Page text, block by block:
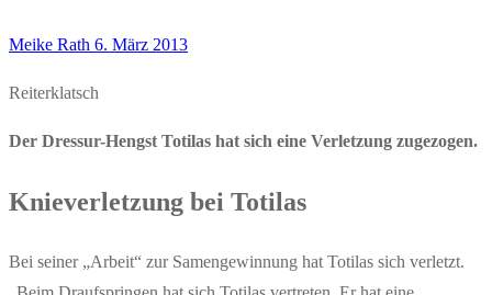
Meike Rath 6. März 2013
Reiterklatsch
Der Dressur-Hengst Totilas hat sich eine Verletzung zugezogen.
Knieverletzung bei Totilas
Bei seiner „Arbeit“ zur Samengewinnung hat Totilas sich verletzt.